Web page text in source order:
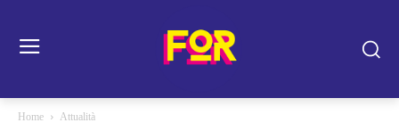
Home Attualità